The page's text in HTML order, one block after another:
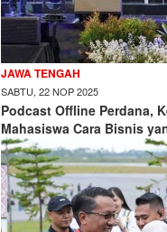
JAWA TENGAH
SABTU, 22 NOP 2025
Podcast Offline Perdana,
Mahasiswa Cara Bisnis